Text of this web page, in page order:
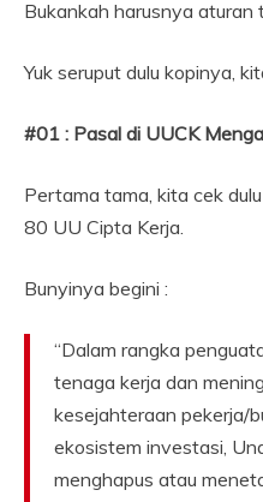
Bukankah harusnya aturan
Yuk seruput dulu kopinya,
#01 : Pasal di UUCK
Pertama tama, kita cek
80 UU Cipta Kerja.
Bunyinya begini :
“Dalam rangka
tenaga kerja dan
kesejahteraan pekerja/
ekosistem investasi,
menghapus atau